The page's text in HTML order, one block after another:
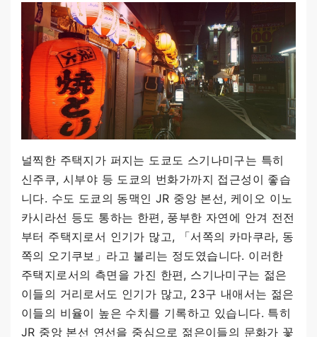
널찍한 주택지가 퍼지는 도쿄도 스기나미구는 특히
신주쿠, 시부야 등 도쿄의 번화가까지 접근성이 좋습
니다. 수도 도쿄의 동맥인 JR 중앙 본선, 케이오 이노
카시라선 등도 통하는 한편, 풍부한 자연에 안겨 전전
부터 주택지로서 인기가 많고, 「서쪽의 카마쿠라, 동
쪽의 오기쿠보」라고 불리는 정도였습니다. 이러한
주택지로서의 측면을 가진 한편, 스기나미구는 젊은
이들의 거리로서도 인기가 많고, 23구 내애서는 젊은
이들의 비율이 높은 수치를 기록하고 있습니다. 특히
JR 중앙 본선 연선을 중심으로 젊은이들의 문화가 꽃